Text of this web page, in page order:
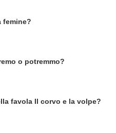
femine?
o potremmo?
favola Il corvo e la volpe?